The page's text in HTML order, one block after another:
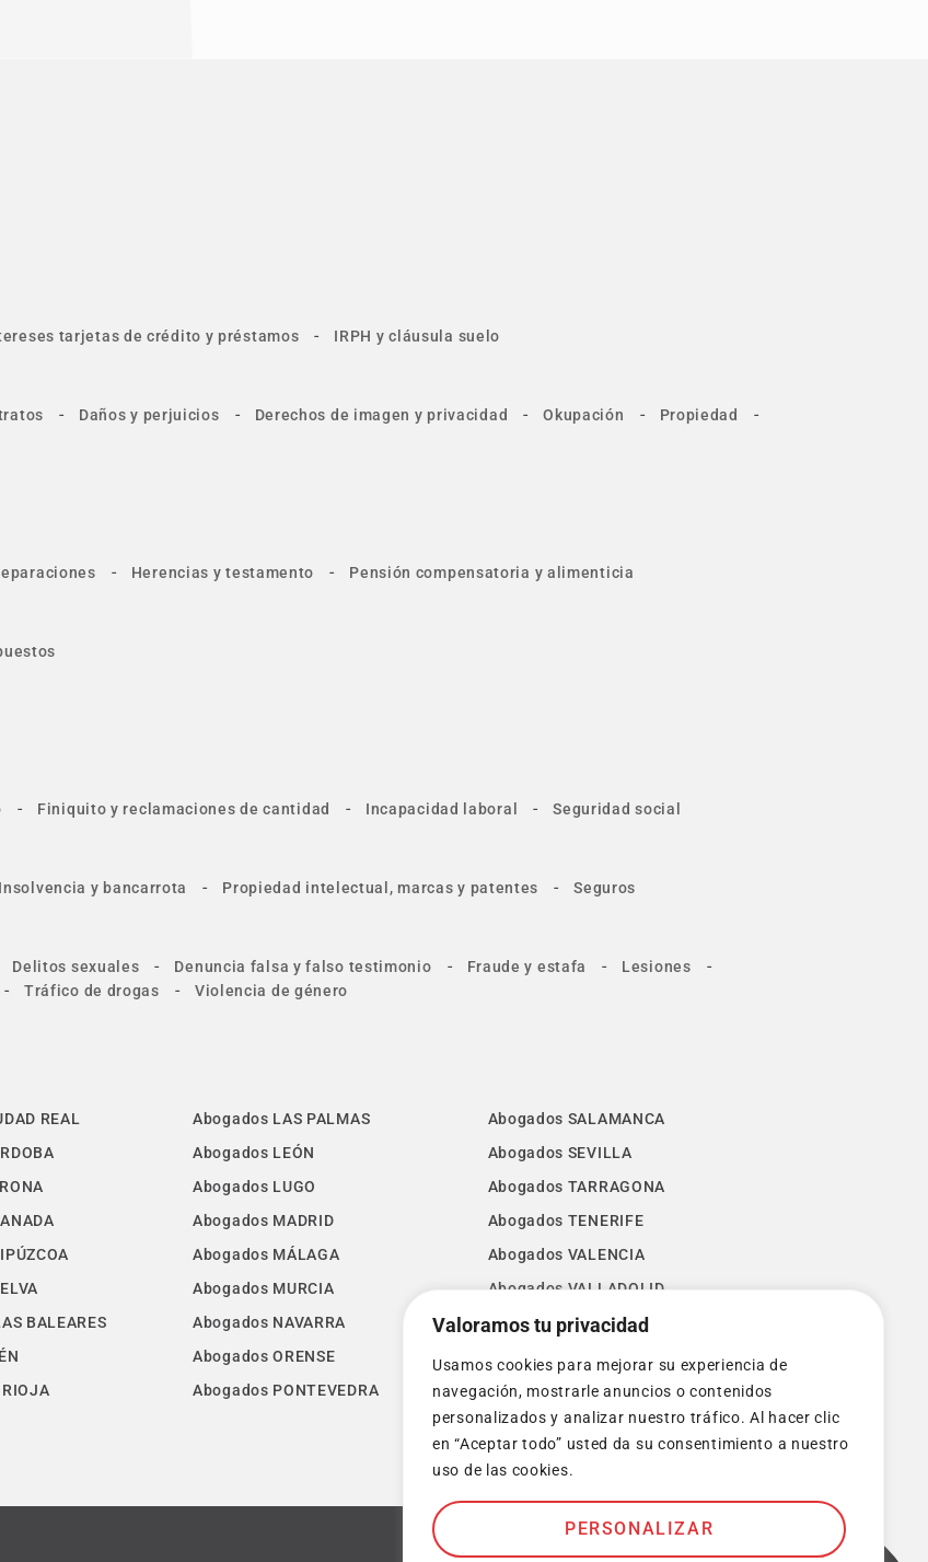
Valoramos tu privacidad
Usamos cookies para mejorar su experiencia de
navegación, mostrarle anuncios o contenidos
personalizados y analizar nuestro tráfico. Al hacer clic
en “Aceptar todo” usted da su consentimiento a nuestro
uso de las cookies.
PERSONALIZAR
tarjetas de crédito y préstamos - IRPH y cláusula suelo
- Daños y perjuicios - Derechos de imagen y privacidad - Okupación - Propiedad -
- Herencias y testamento - Pensión compensatoria y alimenticia
- Finiquito y reclamaciones de cantidad - Incapacidad laboral - Seguridad social
Insolvencia y bancarrota - Propiedad intelectual, marcas y patentes - Seguros
Delitos sexuales - Denuncia falsa y falso testimonio - Fraude y estafa - Lesiones -
- Tráfico de drogas - Violencia de género
REAL Abogados LAS PALMAS
Abogados SALAMANCA
Abogados LEÓN
Abogados SEVILLA
Abogados LUGO
Abogados TARRAGONA
Abogados MADRID
Abogados TENERIFE
Abogados MÁLAGA
Abogados VALENCIA
Abogados MURCIA
Abogados VALLADOLID
BALEARES Abogados NAVARRA
Abogados VIZCAYA
Abogados ORENSE
Abogados ZAMORA
Abogados PONTEVEDRA Abogados ZARAGOZA